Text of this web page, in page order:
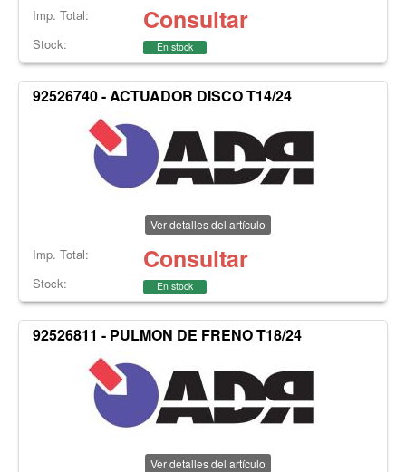
Imp. Total: Consultar
Stock: En stock
92526740 - ACTUADOR DISCO T14/24
Ver detalles del artículo
Imp. Total: Consultar
Stock: En stock
92526811 - PULMON DE FRENO T18/24
Ver detalles del artículo